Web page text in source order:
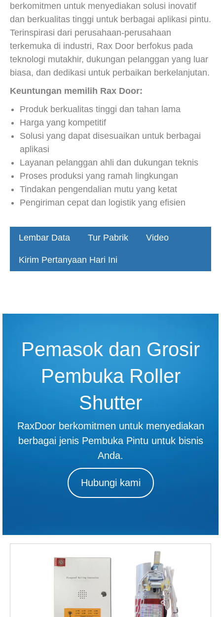
berkomitmen untuk menyediakan solusi inovatif
dan berkualitas tinggi untuk berbagai aplikasi pintu.
Terinspirasi dari perusahaan-perusahaan
terkemuka di industri, Rax Door berfokus pada
teknologi mutakhir, dukungan pelanggan yang luar
biasa, dan dedikasi untuk perbaikan berkelanjutan.
Keuntungan memilih Rax Door:
Produk berkualitas tinggi dan tahan lama
Harga yang kompetitif
Solusi yang dapat disesuaikan untuk berbagai
aplikasi
Layanan pelanggan ahli dan dukungan teknis
Proses produksi yang ramah lingkungan
Tindakan pengendalian mutu yang ketat
Pengiriman cepat dan logistik yang efisien
Lembar Data Tur Pabrik Video
Kirim Pertanyaan Hari Ini
Pemasok dan Grosir
Pembuka Roller
Shutter
RaxDoor berkomitmen untuk menyediakan
berbagai jenis Pembuka Pintu untuk bisnis
Anda.
Hubungi kami